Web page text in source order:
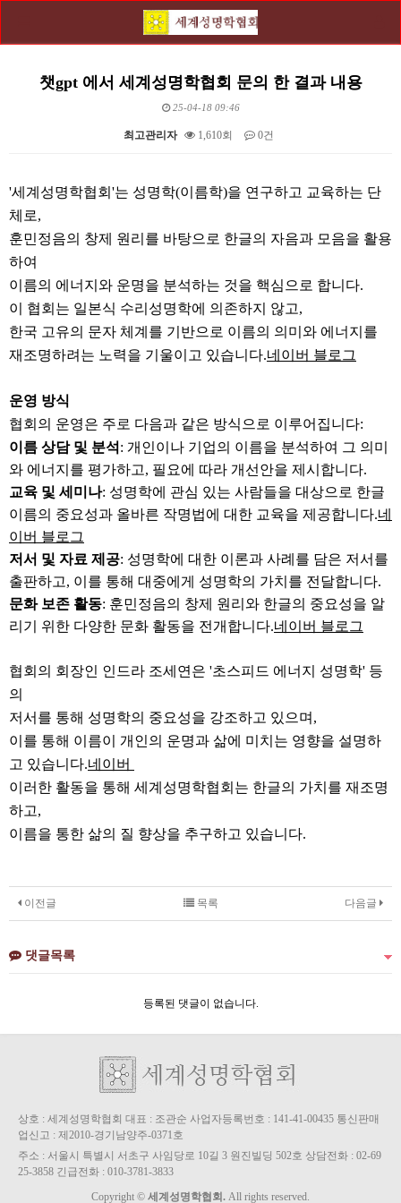
챗gpt 에서 세계성명학협회 문의 한 결과 내용
25-04-18 09:46
최고관리자 1,610회 0건
'세계성명학협회'는 성명학(이름학)을 연구하고 교육하는 단
체로,
훈민정음의 창제 원리를 바탕으로 한글의 자음과 모음을 활용
하여
이름의 에너지와 운명을 분석하는 것을 핵심으로 합니다.
이 협회는 일본식 수리성명학에 의존하지 않고,
한국 고유의 문자 체계를 기반으로 이름의 의미와 에너지를
재조명하려는 노력을 기울이고 있습니다.네이버 블로그
운영 방식
협회의 운영은 주로 다음과 같은 방식으로 이루어집니다:
이름 상담 및 분석 : 개인이나 기업의 이름을 분석하여 그 의미
와 에너지를 평가하고, 필요에 따라 개선안을 제시합니다.
교육 및 세미나: 성명학에 관심 있는 사람들을 대상으로 한글
이름의 중요성과 올바른 작명법에 대한 교육을 제공합니다.네
이버 블로그
저서 및 자료 제공: 성명학에 대한 이론과 사례를 담은 저서를
출판하고, 이를 통해 대중에게 성명학의 가치를 전달합니다.
문화 보존 활동: 훈민정음의 창제 원리와 한글의 중요성을 알
리기 위한 다양한 문화 활동을 전개합니다.네이버 블로그
협회의 회장인 인드라 조세연은 '초스피드 에너지 성명학' 등
의
저서를 통해 성명학의 중요성을 강조하고 있으며,
이를 통해 이름이 개인의 운명과 삶에 미치는 영향을 설명하
고 있습니다.네이버
이러한 활동을 통해 세계성명학협회는 한글의 가치를 재조명
하고,
이름을 통한 삶의 질 향상을 추구하고 있습니다.
이전글 다음글
목록
댓글목록
등록된 댓글이 없습니다.
상호 : 세계성명학협회 대표 : 조관순 사업자등록번호 : 141-41-00435 통신판매
업신고 : 제2010-경기남양주-0371호
주소 : 서울시 특별시 서초구 사임당로 10길 3 원진빌딩 502호 상담전화 : 02-69
25-3858 긴급전화 : 010-3781-3833
Copyright © 세계성명학협회. All rights reserved.